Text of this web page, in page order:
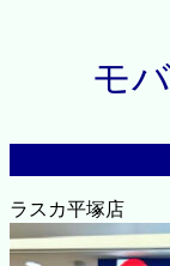
モ
ラスカ平塚店